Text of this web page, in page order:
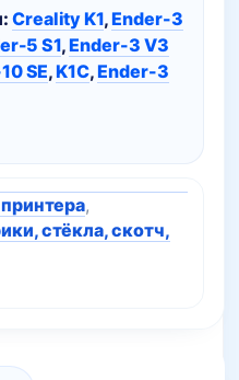
Creality K1,Ender-3
5 S1,Ender-3 V3
SE,K1C,Ender-3
,
стёкла, скотч,